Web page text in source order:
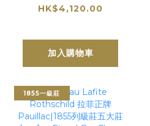
HK$4,120.00
加入購物車
1855一級莊